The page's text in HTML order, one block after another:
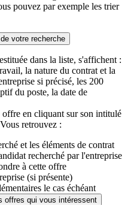
pouvez par exemple les trier
votre recherche
dans la liste, s'affichent :
la nature du contrat et la
si précisé, les 200
du poste, la date de
offre en cliquant sur son intitulé
retrouvez :
et les éléments de contrat
recherché par l'entreprise
à cette offre
(si présente)
le cas échéant
offres qui vous intéressent